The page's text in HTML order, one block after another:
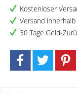
Kostenloser
Versand
30 Tage Geld-